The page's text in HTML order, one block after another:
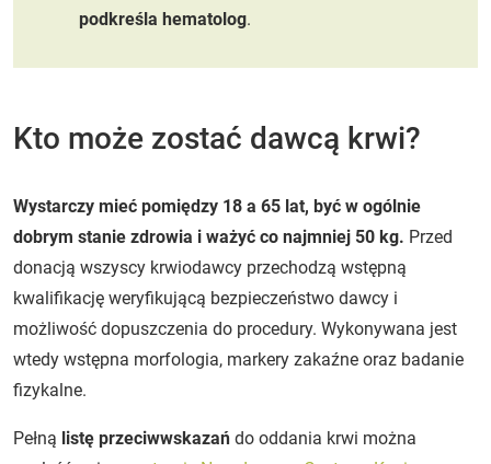
podkreśla hematolog.
Kto może zostać dawcą krwi?
Wystarczy mieć pomiędzy 18 a 65 lat, być w ogólnie
dobrym stanie zdrowia i ważyć co najmniej 50 kg. Przed
donacją wszyscy krwiodawcy przechodzą wstępną
kwalifikację weryfikującą bezpieczeństwo dawcy i
możliwość dopuszczenia do procedury. Wykonywana jest
wtedy wstępna morfologia, markery zakaźne oraz badanie
fizykalne.
Pełną listę przeciwwskazań do oddania krwi można